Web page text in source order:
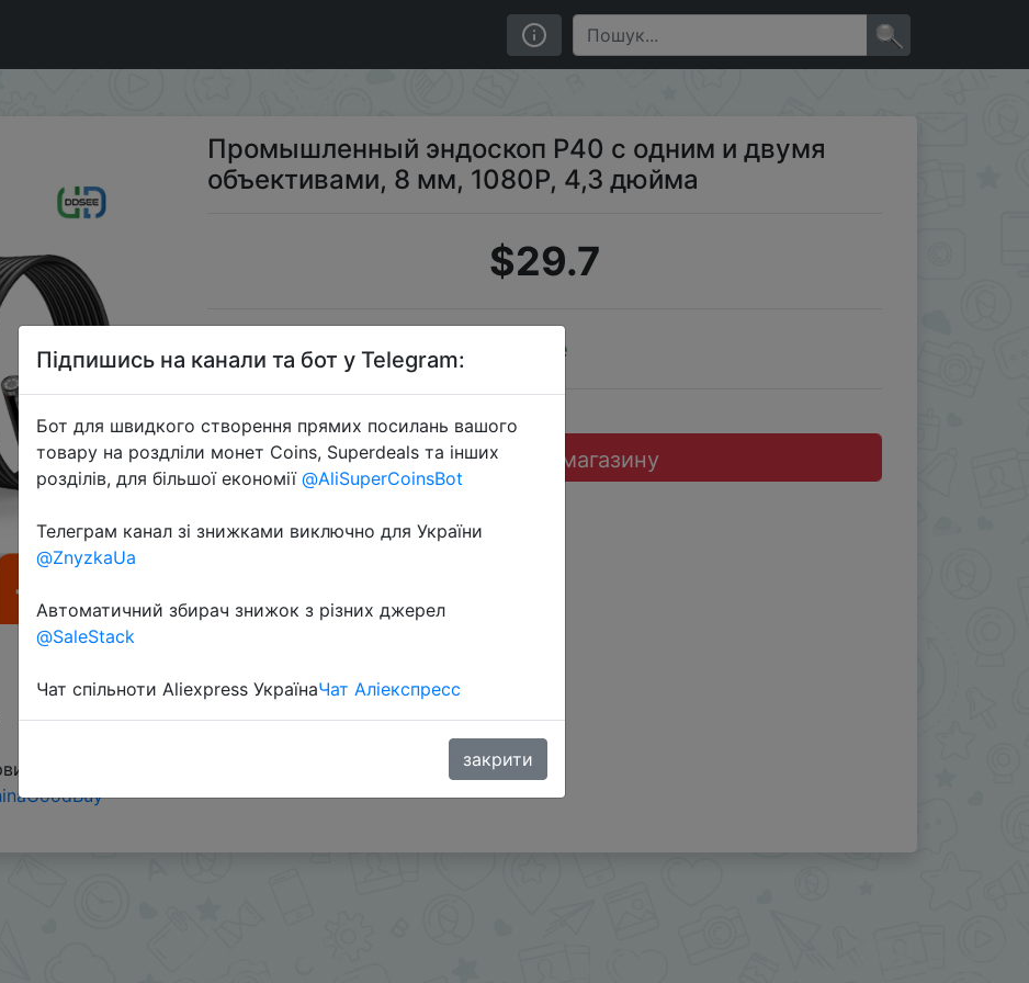
объективами, 8 мм, 1080P, 4,3 дюйма
Промышленный эндоскоп P40 с одним и двумя
объективами, 8 мм, 1080P, 4,3 дюйма
$29.7
Sale
Перейти до магазину
- @SKIDKOVOZ
Підпишись на канали та бот у Telegram:
Бот для швидкого створення прямих посилань вашого
товару на роздліли монет Coins, Superdeals та інших
розділів, для більшої економії @AliSuperCoinsBot
Телеграм канал зі знижками виключно для України
@ZnyzkaUa
Автоматичний збирач знижок з різних джерел
@SaleStack
Чат спільноти Aliexpress УкраїнаЧат Аліекспресс
закрити